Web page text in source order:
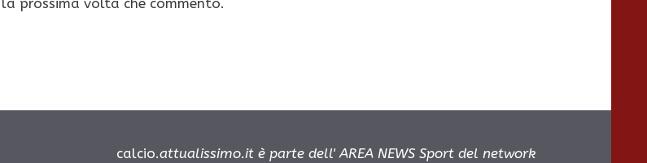
calcio.attualissimo.it è parte dell' AREA NEWS Sport del network